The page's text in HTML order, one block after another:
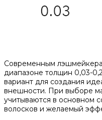
Современным
диапазоне толщин 0,03-
вариант для создания
внешности. При выборе
учитываются в основном
волосков и желаемый